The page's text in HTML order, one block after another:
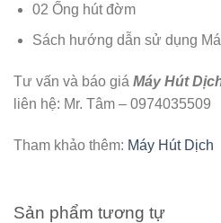
02 Ống hút đờm
Sách hướng dẫn sử dụng
Tư vấn và báo giá Máy Hút
liên hệ: Mr. Tâm – 0974035509
Tham khảo thêm: Máy Hút Dịch
Sản phẩm tương tự